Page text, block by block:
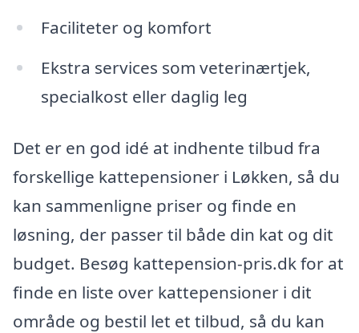
Faciliteter og komfort
Ekstra services som veterinærtjek,
specialkost eller daglig leg
Det er en god idé at indhente tilbud fra
forskellige kattepensioner i Løkken, så du
kan sammenligne priser og finde en
løsning, der passer til både din kat og dit
budget. Besøg kattepension-pris.dk for at
finde en liste over kattepensioner i dit
område og bestil let et tilbud, så du kan